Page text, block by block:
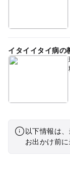
イタイイタイ病の
以下情報は
お出かけ前